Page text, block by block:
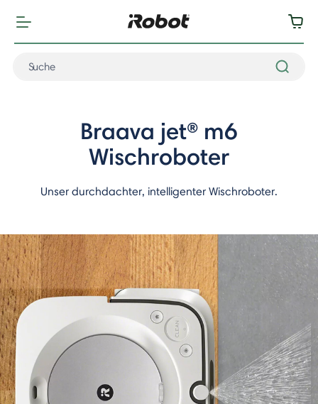
Braava jet® m6
Wischroboter
Unser durchdachter, intelligenter Wischroboter.